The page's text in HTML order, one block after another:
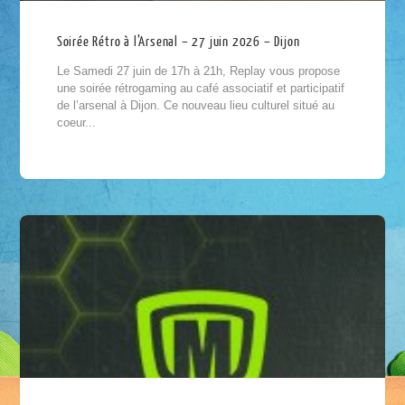
Soirée Rétro à l’Arsenal – 27 juin 2026 – Dijon
Le Samedi 27 juin de 17h à 21h, Replay vous propose
une soirée rétrogaming au café associatif et participatif
de l’arsenal à Dijon. Ce nouveau lieu culturel situé au
coeur...